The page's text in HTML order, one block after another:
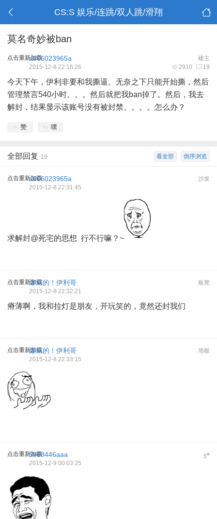
CS:S 娱乐/连跳/双人跳/滑翔
莫名奇妙被ban
点击重新加载 楼主
a306023965a
2910 19
2015-12-8 22:16:26
今天下午，伊利非要和我撕逼。无奈之下只能开始撕，然后
管理禁言540小时。。。然后就把我ban掉了。然后，我去
解封，结果显示该账号没有被封禁。。。。怎么办？
赞 噗
倒序浏览
看全部
全部回复 19
点击重新加载 沙发
a306023965a
2015-12-8 22:31:45
求解封@死宅的思想 行不行嘛？~
点击重新加载 板凳
爆屌的！伊利哥
2015-12-8 22:32:21
瘠薄啊，我和拉灯是朋友，开玩笑的，竟然还封我们
点击重新加载 地板
爆屌的！伊利哥
2015-12-8 22:33:15
点击重新加载 5#
9988446aaa
2015-12-9 00:03:25